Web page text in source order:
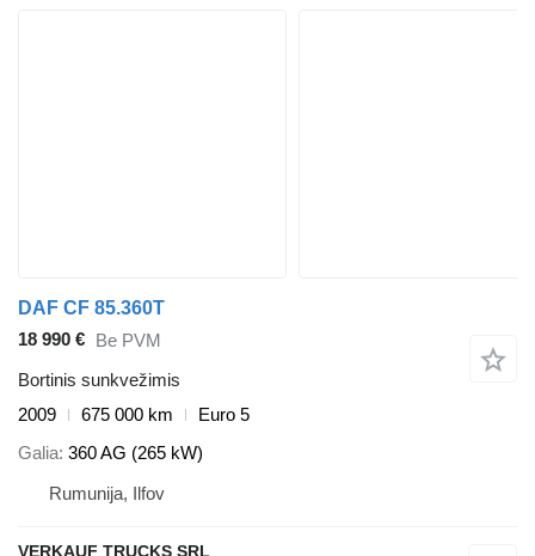
DAF CF 85.360T
18 990 € Be PVM
Bortinis sunkvežimis
2009
675 000 km
Euro 5
Galia 360 AG (265 kW)
Rumunija, Ilfov
VERKAUF TRUCKS SRL